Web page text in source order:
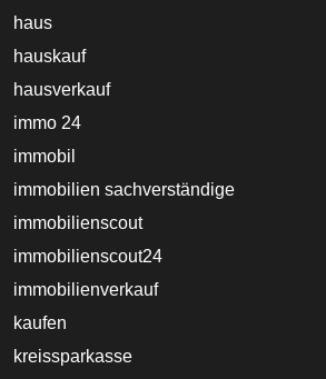
haus
hauskauf
hausverkauf
immo 24
immobil
immobilien sachverständige
immobilienscout
immobilienscout24
immobilienverkauf
kaufen
kreissparkasse